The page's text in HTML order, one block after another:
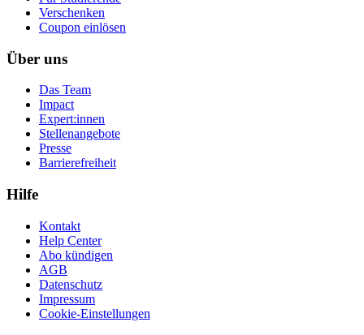
Ver­schen­ken
Coupon einlösen
Über uns
Das Team
Impact
Expert:innen
Stellenangebote
Presse
Barrierefreiheit
Hilfe
Kontakt
Help Center
Abo kündigen
AGB
Datenschutz
Impressum
Cookie-Einstellungen